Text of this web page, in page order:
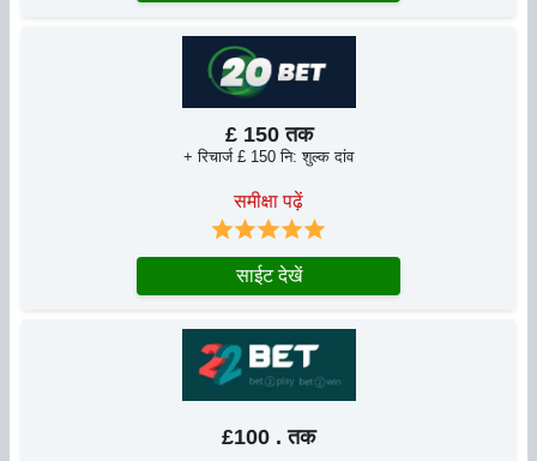
£ 150 तक
+ रिचार्ज £ 150 नि: शुल्क दांव
समीक्षा पढ़ें
साईट देखें
£100 . तक